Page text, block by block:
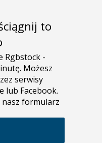
to